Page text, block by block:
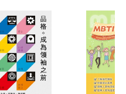
們失去什麼。我舉了很多
導向結論：失智症是關係的
讓我們失去了一些，但是